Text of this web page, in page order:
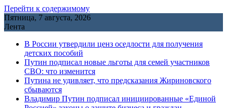
Перейти к содержимому
Пятница, 7 августа, 2026
Лента
В России утвердили ценз оседлости для получения
детских пособий
Путин подписал новые льготы для семей участников
СВО: что изменится
Путина не удивляет, что предсказания Жириновского
сбываются
Владимир Путин подписал инициированные «Единой